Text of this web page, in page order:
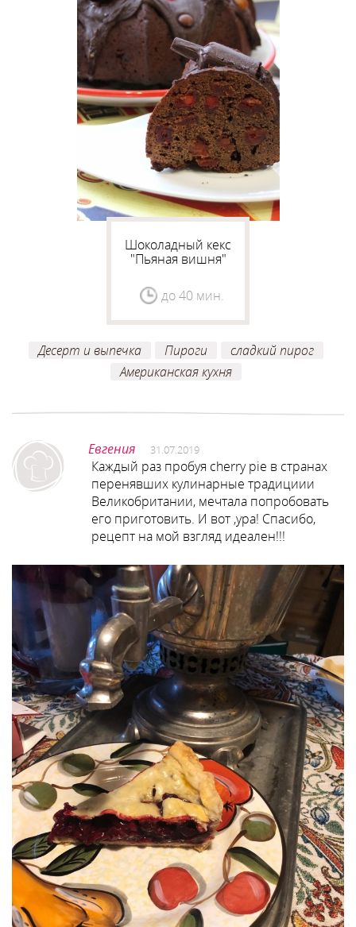
Десерт и выпечка Пироги
сладкий пирог
Американская кухня
Шоколадный кекс
"Пьяная вишня"
до 40 мин.
Евгения 31.07.2019
Каждый раз пробуя cherry pie в странах
перенявших кулинарные традициии
Великобритании, мечтала попробовать
его приготовить. И вот ,ура! Спасибо,
рецепт на мой взгляд идеален!!!